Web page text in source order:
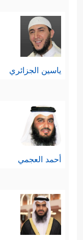
ياسين الجزائري
أحمد العجمي